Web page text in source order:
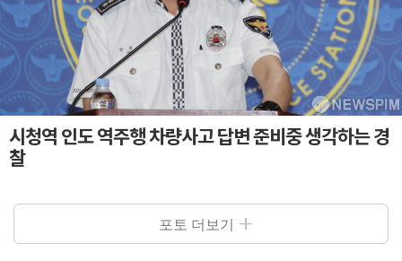
시청역 인도 역주행 차량사고 답변 준비중 생각하는 경
찰
포토 더보기